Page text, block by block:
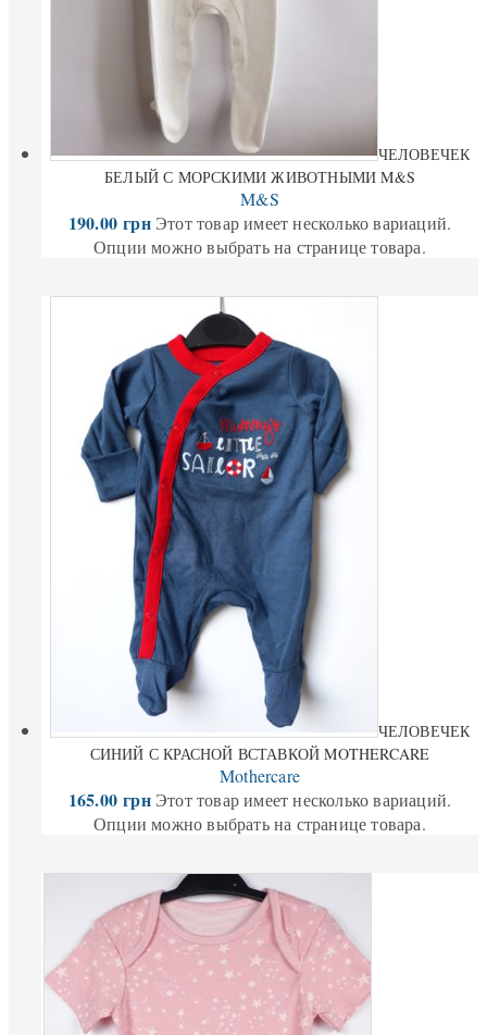
ЧЕЛОВЕЧЕК
БЕЛЫЙ С МОРСКИМИ ЖИВОТНЫМИ M&S
M&S
190.00грн Этот товар имеет несколько вариаций.
Опции можно выбрать на странице товара.
ЧЕЛОВЕЧЕК
СИНИЙ С КРАСНОЙ ВСТАВКОЙ MOTHERCARE
Mothercare
165.00грн Этот товар имеет несколько вариаций.
Опции можно выбрать на странице товара.